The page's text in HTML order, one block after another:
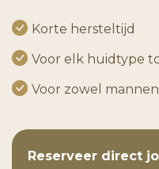
Korte hersteltijd
Voor elk huidtype
Voor zowel
Reserveer direct